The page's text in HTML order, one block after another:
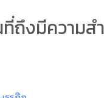
ที่ถึงมีความ